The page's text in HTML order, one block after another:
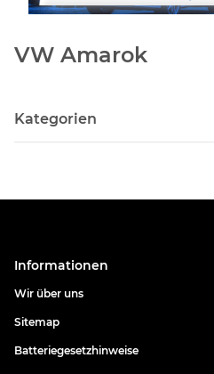
VW Amarok
Kategorien
Informationen
Wir über uns
Sitemap
Batteriegesetzhinweise